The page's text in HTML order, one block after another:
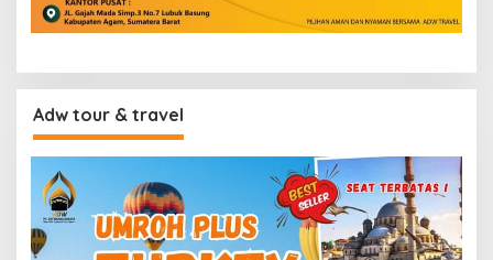
Adw tour & travel